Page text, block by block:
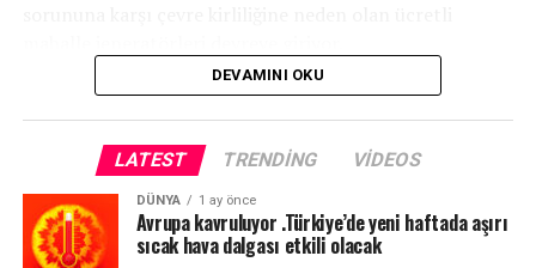
DEVAMINI OKU
LATEST TRENDING VIDEOS
DÜNYA 1 ay önce
Avrupa kavruluyor .Türkiye’de yeni haftada aşırı
sıcak hava dalgası etkili olacak